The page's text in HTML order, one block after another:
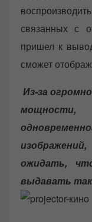
связанных с
пришел к
сможет
Из-за
ожидать,
выдавать